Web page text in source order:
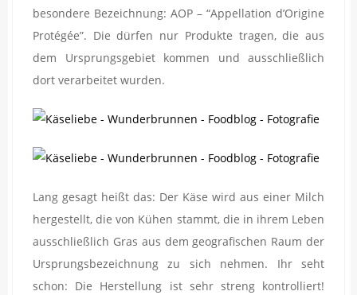
besondere Bezeichnung: AOP – “Appellation d’Origine
Protégée”. Die dürfen nur Produkte tragen, die aus
dem Ursprungsgebiet kommen und ausschließlich
dort verarbeitet wurden.
Lang gesagt heißt das: Der Käse wird aus einer Milch
hergestellt, die von Kühen stammt, die in ihrem Leben
ausschließlich Gras aus dem geografischen Raum der
Ursprungsbezeichnung zu sich nehmen. Ihr seht
schon: Die Herstellung ist sehr streng kontrolliert!